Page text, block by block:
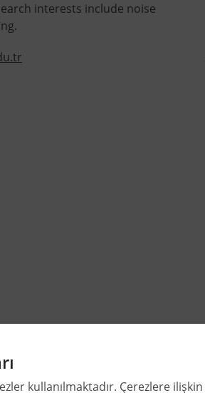
interests include noise
kullanılmaktadır. Çerezlere